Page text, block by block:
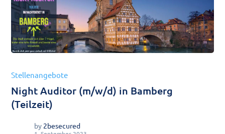
Stellenangebote
Night Auditor (m/w/d) in Bamberg
(Teilzeit)
by 2besecured